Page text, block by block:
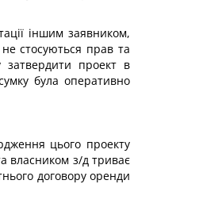
іншим заявником,
стосуються прав та
затвердити проект в
була оперативно
цього проекту
власником з/д триває
договору оренди